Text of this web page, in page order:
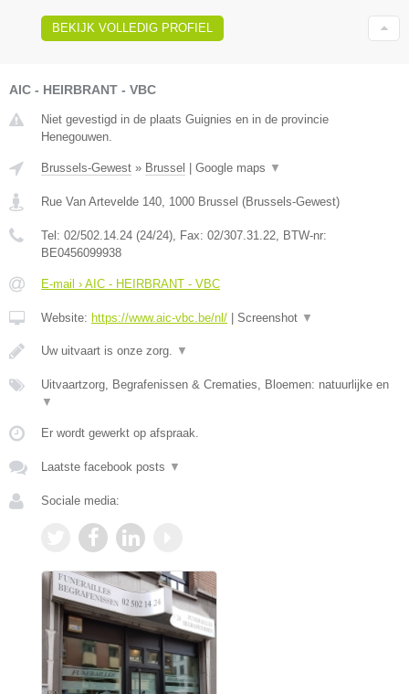
BEKIJK VOLLEDIG PROFIEL
AIC - HEIRBRANT - VBC
Niet gevestigd in de plaats Guignies en in de provincie
Henegouwen.
Brussels-Gewest » Brussel Google maps ▼
Rue Van Artevelde 140, 1000 Brussel (Brussels-Gewest)
Tel: 02/502.14.24 (24/24), Fax: 02/307.31.22, BTW-nr:
BE0456099938
E-mail › AIC - HEIRBRANT - VBC
Website: https://www.aic-vbc.be/nl/ Screenshot ▼
Uw uitvaart is onze zorg. ▼
Uitvaartzorg, Begrafenissen & Crematies, Bloemen: natuurlijke en
▼
Er wordt gewerkt op afspraak.
Laatste facebook posts ▼
Sociale media: